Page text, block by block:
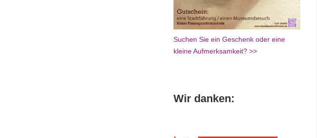
Suchen Sie ein Geschenk oder eine
kleine Aufmerksamkeit? >>
Wir danken: